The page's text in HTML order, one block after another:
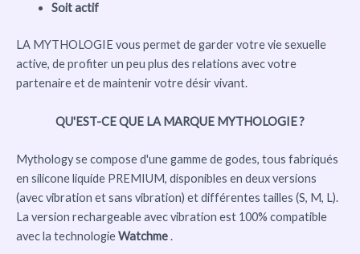
Soit actif
LA MYTHOLOGIE vous permet de garder votre vie sexuelle
active, de profiter un peu plus des relations avec votre
partenaire et de maintenir votre désir vivant.
QU'EST-CE QUE LA MARQUE MYTHOLOGIE ?
Mythology se compose d'une gamme de godes, tous fabriqués
en silicone liquide PREMIUM, disponibles en deux versions
(avec vibration et sans vibration) et différentes tailles (S, M, L).
La version rechargeable avec vibration est 100% compatible
avec la technologieWatchme.